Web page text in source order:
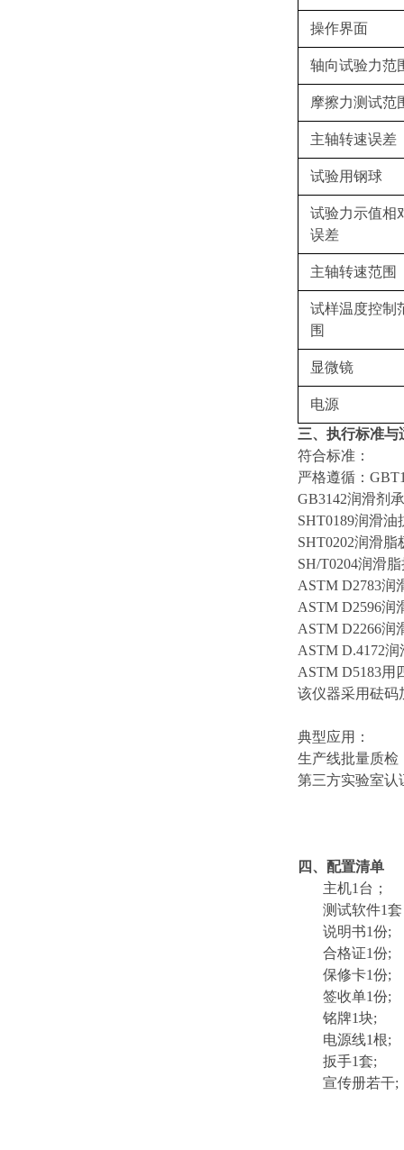
操作界面
轴向试验力范
摩擦力测试范
主轴转速误差
试验用钢球
试验力示值相
误差
主轴转速范围
试样温度控制
围
显微镜
电源
三、 执行标准与
符合标准：
严格遵循 ：
GB3142润滑剂
SHT0189润滑
SHT0202润滑
SH/T0204润滑
ASTM D2783润
ASTM D2596润
ASTM D2266润
ASTM D.4172
ASTM D5183用
该仪器采用砝码
‌典型应用‌：
生产线批量质检
第三方实验室认
四、配置清单
主机1台；
测试软件1
说明书1份;
合格证1份;
保修卡1份;
签收单1份;
铭牌1块;
电源线1根;
扳手1套;
宣传册若干;